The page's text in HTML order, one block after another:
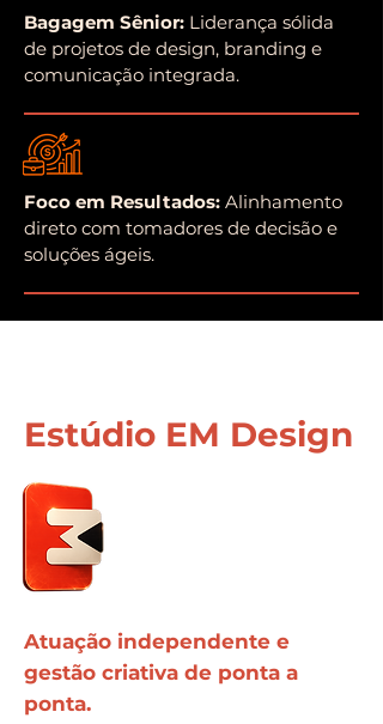
Bagagem Sênior: Liderança sólida
de projetos de design, branding e
comunicação integrada.
Foco em Resultados: Alinhamento
direto com tomadores de decisão e
soluções ágeis.
Estúdio EM Design
Atuação independente e
gestão criativa de ponta a
ponta.